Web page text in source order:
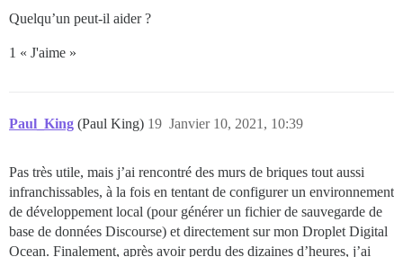
Quelqu’un peut-il aider ?
1 « J'aime »
Paul_King (Paul King) Janvier 10, 2021, 10:39
19
Pas très utile, mais j’ai rencontré des murs de briques tout aussi
infranchissables, à la fois en tentant de configurer un environnement
de développement local (pour générer un fichier de sauvegarde de
base de données Discourse) et directement sur mon Droplet Digital
Ocean. Finalement, après avoir perdu des dizaines d’heures, j’ai